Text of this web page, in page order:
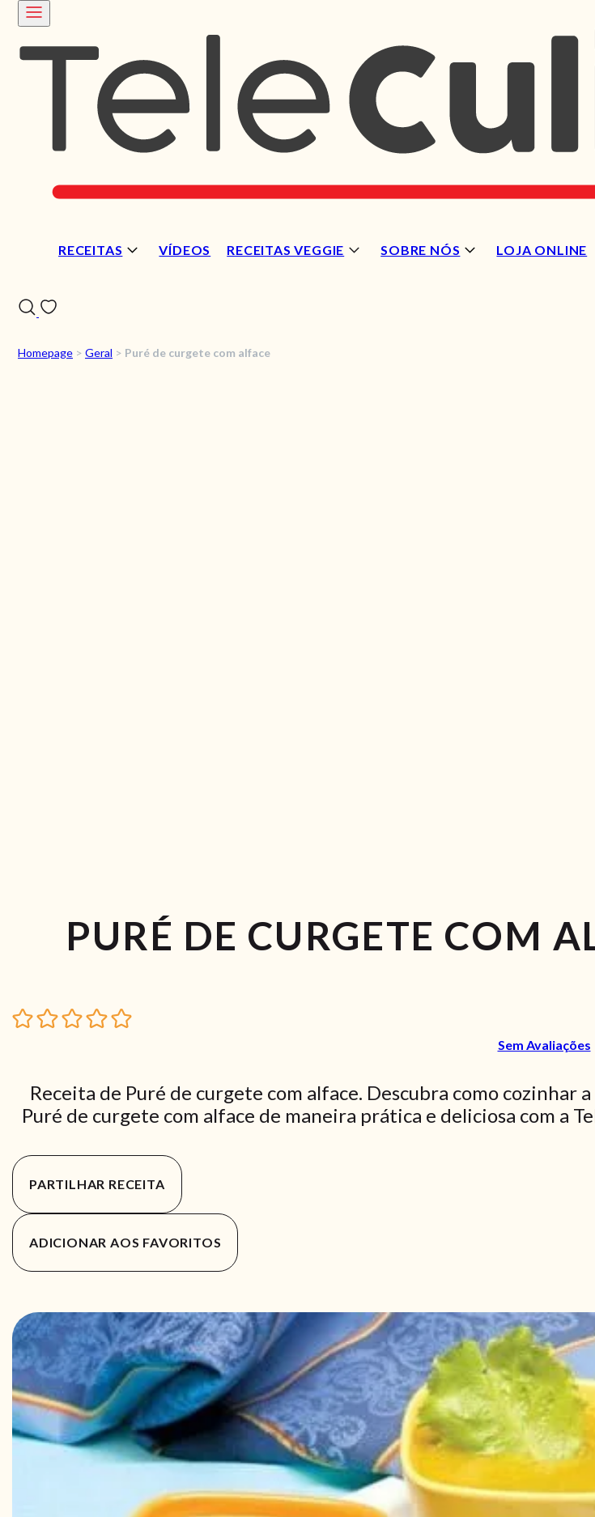
RECEITAS VÍDEOS RECEITAS VEGGIE SOBRE NÓS LOJA ONLINE
Homepage > Geral > Puré de curgete com alface
PURÉ DE CURGETE COM
Sem Avaliações
Receita de Puré de curgete com alface. Descubra como cozinhar
Puré de curgete com alface de maneira prática e deliciosa com a
PARTILHAR RECEITA
ADICIONAR AOS FAVORITOS